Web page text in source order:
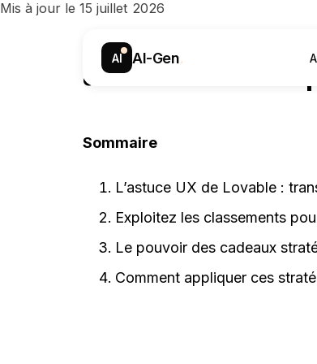
AI AI-Gen.
Mis à jour le 15 juillet 2026
Comment
avec des
Sommaire
L’astuce UX de Lovable :
Exploitez les classements
Le pouvoir des cadeaux
Comment appliquer ces